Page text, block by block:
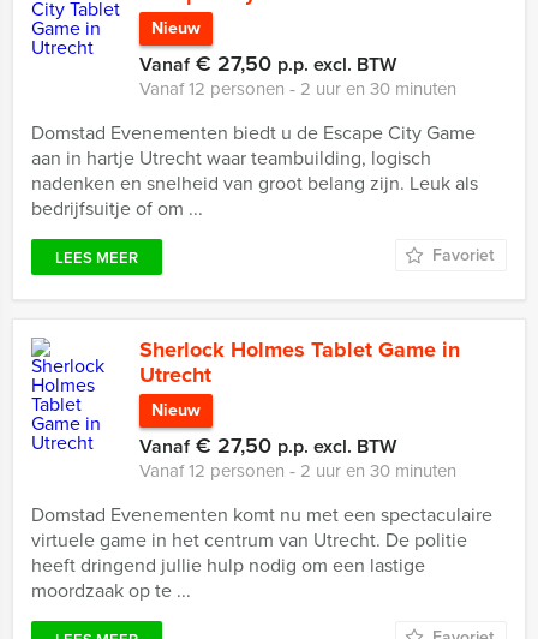
Nieuw
Vanaf€ 27,50 p.p. excl. BTW
Vanaf 12 personen ‐ 2 uur en 30 minuten
Domstad Evenementen biedt u de Escape City Game
aan in hartje Utrecht waar teambuilding, logisch
nadenken en snelheid van groot belang zijn. Leuk als
bedrijfsuitje of om ...
LEES MEER Favoriet
Sherlock Holmes Tablet Game in
Utrecht
Nieuw
Vanaf€ 27,50 p.p. excl. BTW
Vanaf 12 personen ‐ 2 uur en 30 minuten
Domstad Evenementen komt nu met een spectaculaire
virtuele game in het centrum van Utrecht. De politie
heeft dringend jullie hulp nodig om een lastige
moordzaak op te ...